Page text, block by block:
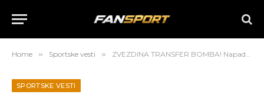
Home » Sportske vesti » ZVEZDINA TRANSFER BOMBA! Napadač Intera stiže na Marakanu?!
SPORTSKE VESTI